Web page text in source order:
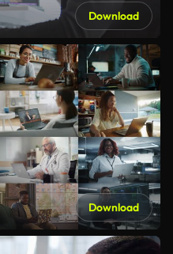
Download
Download